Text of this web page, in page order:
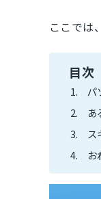
ここでは
目次
パ
あ
ス
お